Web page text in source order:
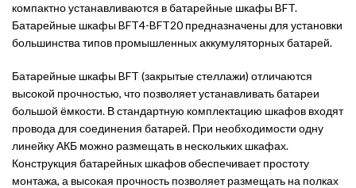
компактно устанавливаются в батарейные шкафы BFT.
Батарейные шкафы BFT4-BFT20 предназначены для установки
большинства типов промышленных аккумуляторных батарей.
Батарейные шкафы BFT (закрытые стеллажи) отличаются
высокой прочностью, что позволяет устанавливать батареи
большой ёмкости. В стандартную комплектацию шкафов входят
провода для соединения батарей. При необходимости одну
линейку АКБ можно размещать в нескольких шкафах.
Конструкция батарейных шкафов обеспечивает простоту
монтажа, а высокая прочность позволяет размещать на полках